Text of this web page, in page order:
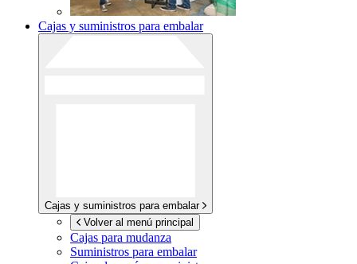
Cajas y suministros para embalar
Cajas y suministros para embalar
Volver al menú principal
Cajas para mudanza
Suministros para embalar